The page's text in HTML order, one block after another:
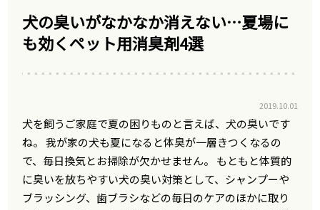
犬の臭いがなかなか消えない…夏場に
も効くペット用消臭剤4選
2019.10.01
犬を飼うご家庭で夏の困りものと言えば、犬の臭いです
ね。 我が家の犬も夏になると体臭が一層きつくなるの
で、毎日換気とお掃除が欠かせません。 もともと体質的
に臭いを放ちやすい犬の臭い対策として、シャンプーや
ブラッシング、歯ブラシなどの毎日のケアのほかに取り